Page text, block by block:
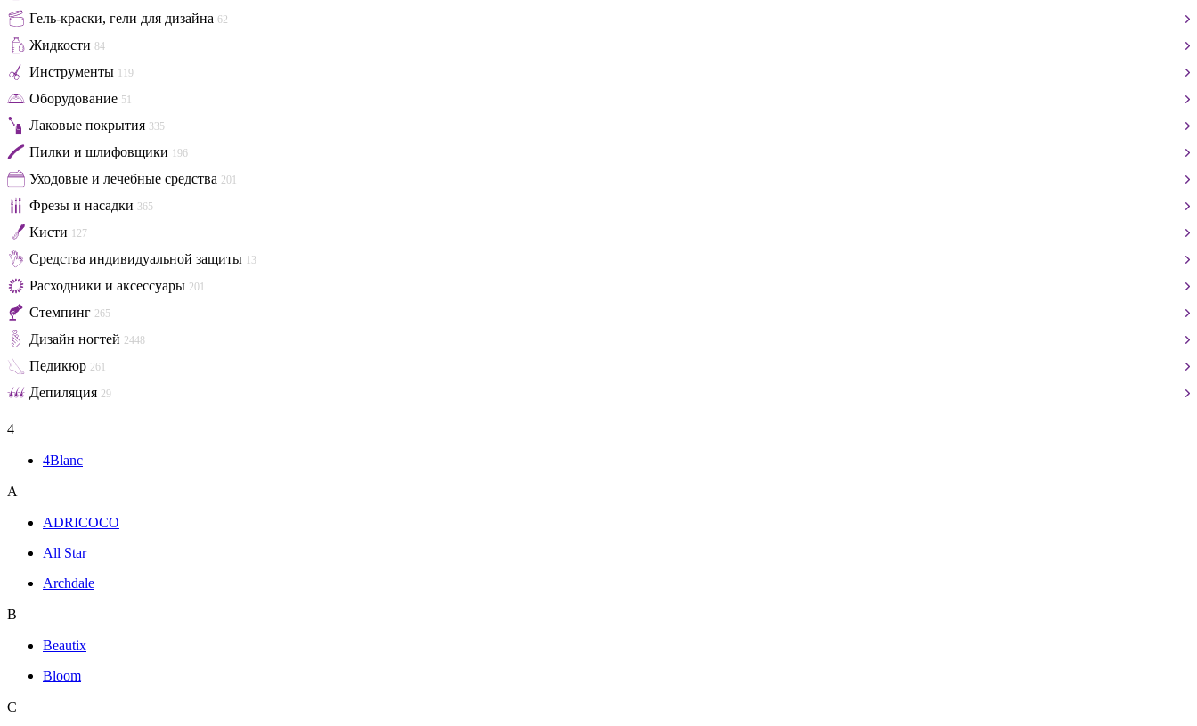
Гель-краски, гели для дизайна 62
Жидкости 84
Инструменты 119
Оборудование 51
Лаковые покрытия 335
Пилки и шлифовщики 196
Уходовые и лечебные средства 201
Фрезы и насадки 365
Кисти 127
Средства индивидуальной защиты 13
Расходники и аксессуары 201
Стемпинг 265
Дизайн ногтей 2448
Педикюр 261
Депиляция 29
4
4Blanc
A
ADRICOCO
All Star
Archdale
B
Beautix
Bloom
C